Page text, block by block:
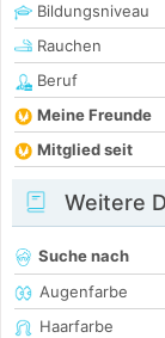
Bildungsniveau
Rauchen
Beruf
Meine Freunde
Mitglied seit
Weitere
Suche nach
Augenfarbe
Haarfarbe